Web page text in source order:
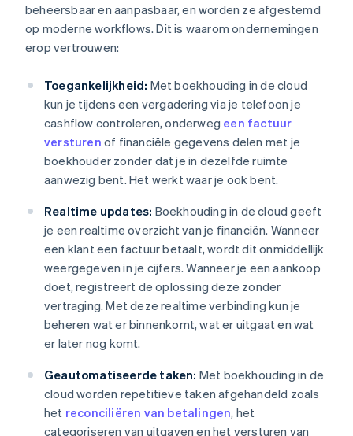
beheersbaar en aanpasbaar, en worden ze afgestemd
op moderne workflows. Dit is waarom ondernemingen
erop vertrouwen:
Toegankelijkheid: Met boekhouding in de cloud
kun je tijdens een vergadering via je telefoon je
cashflow controleren, onderweg een factuur
versturen of financiële gegevens delen met je
boekhouder zonder dat je in dezelfde ruimte
aanwezig bent. Het werkt waar je ook bent.
Realtime updates: Boekhouding in de cloud geeft
je een realtime overzicht van je financiën. Wanneer
een klant een factuur betaalt, wordt dit onmiddellijk
weergegeven in je cijfers. Wanneer je een aankoop
doet, registreert de oplossing deze zonder
vertraging. Met deze realtime verbinding kun je
beheren wat er binnenkomt, wat er uitgaat en wat
er later nog komt.
Geautomatiseerde taken: Met boekhouding in de
cloud worden repetitieve taken afgehandeld zoals
het reconciliëren van betalingen, het
categoriseren van uitgaven en het versturen van